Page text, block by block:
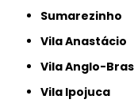
Sumarezinho
Vila Anastácio
Vila Anglo-
Vila Ipojuca